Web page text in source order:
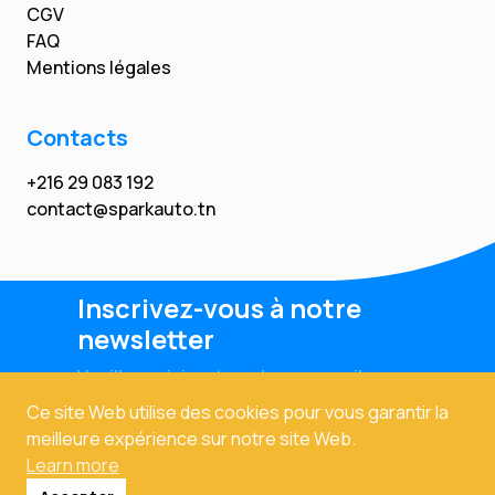
Ce site Web utilise des cookies pour vous garantir la
meilleure expérience sur notre site Web.
Learn more
CGV
FAQ
Mentions légales
Contacts
+216 29 083 192
contact@sparkauto.tn
Inscrivez-vous à notre
newsletter
Veuillez saisir votre adresse email